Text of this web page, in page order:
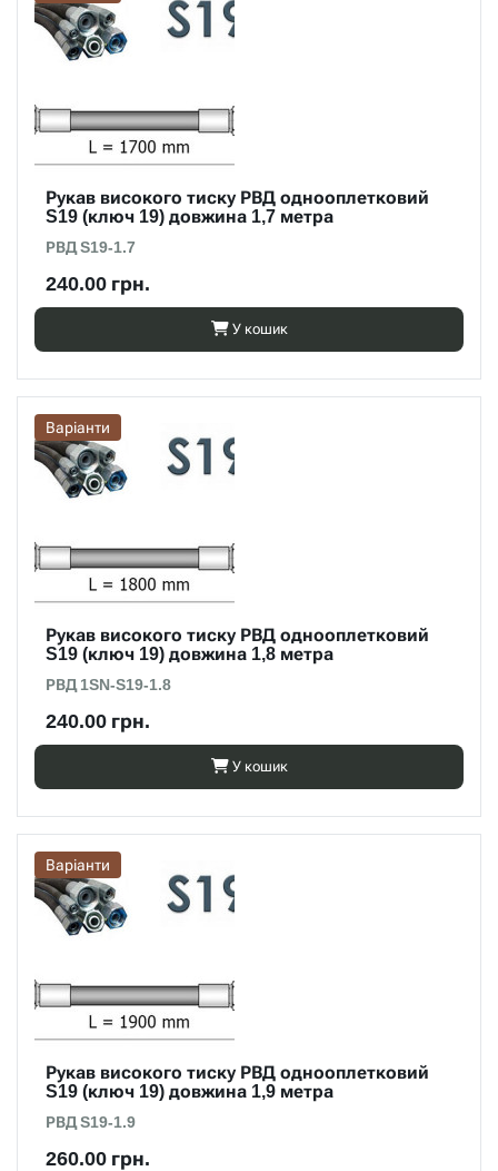
Рукав високого тиску РВД однооплетковий
S19 (ключ 19) довжина 1,7 метра
РВД S19-1.7
240.00 грн.
У кошик
Варіанти
Рукав високого тиску РВД однооплетковий
S19 (ключ 19) довжина 1,8 метра
РВД 1SN-S19-1.8
240.00 грн.
У кошик
Варіанти
Рукав високого тиску РВД однооплетковий
S19 (ключ 19) довжина 1,9 метра
РВД S19-1.9
260.00 грн.